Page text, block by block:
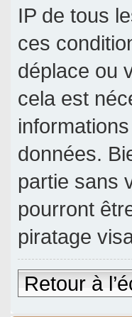
IP de tous
ces
déplace ou
cela est
données.
partie sans
pourront
piratage
Retour à